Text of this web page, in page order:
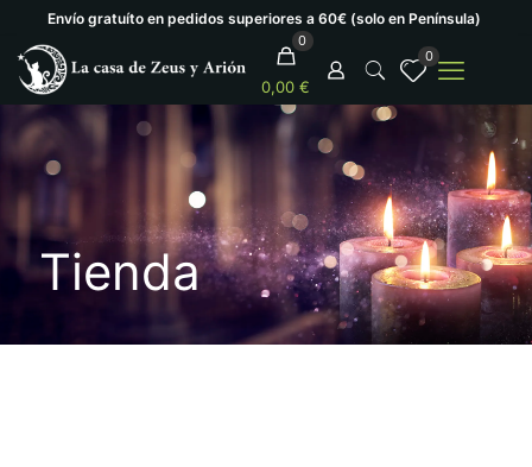
Envío gratuíto en pedidos superiores a 60€ (solo en Península)
0
0,00 €
0
Tienda